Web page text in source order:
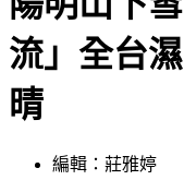
陽明山下
流」全台
晴